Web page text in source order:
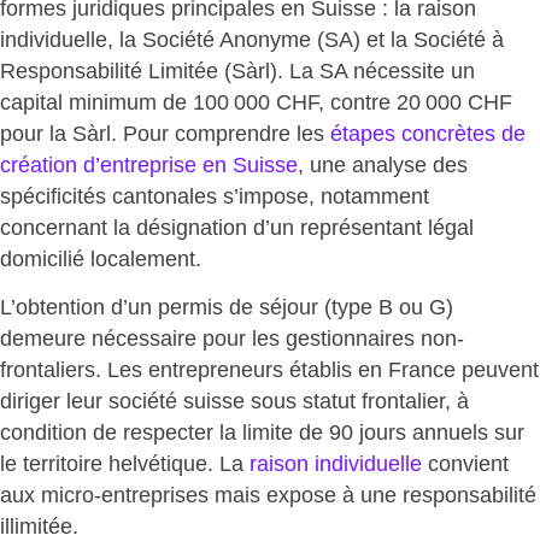
formes juridiques principales en Suisse : la raison
individuelle, la Société Anonyme (SA) et la Société à
Responsabilité Limitée (Sàrl). La SA nécessite un
capital minimum de 100 000 CHF, contre 20 000 CHF
pour la Sàrl. Pour comprendre les étapes concrètes de
création d’entreprise en Suisse, une analyse des
spécificités cantonales s’impose, notamment
concernant la désignation d’un représentant légal
domicilié localement.
L’obtention d’un permis de séjour (type B ou G)
demeure nécessaire pour les gestionnaires non-
frontaliers. Les entrepreneurs établis en France peuvent
diriger leur société suisse sous statut frontalier, à
condition de respecter la limite de 90 jours annuels sur
le territoire helvétique. La raison individuelle convient
aux micro-entreprises mais expose à une responsabilité
illimitée.